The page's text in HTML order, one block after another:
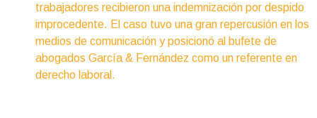
trabajadores recibieron una indemnización por despido
improcedente. El caso tuvo una gran repercusión en los
medios de comunicación y posicionó al bufete de
abogados García & Fernández como un referente en
derecho laboral.